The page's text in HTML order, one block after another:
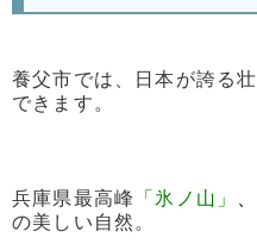
養父市では、日本が誇る
できます。
兵庫県最高峰 「氷ノ山」
の美しい自然。